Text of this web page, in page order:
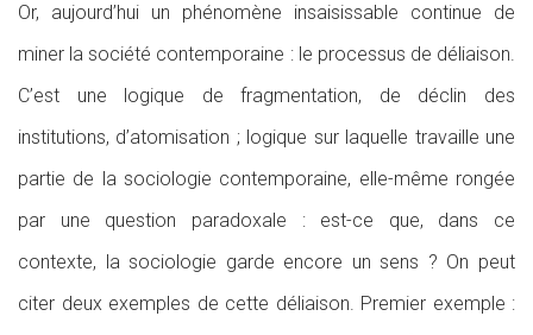
Or, aujourd’hui un phénomène insaisissable continue de
miner la société contemporaine : le processus de déliaison.
C’est une logique de fragmentation, de déclin des
institutions, d’atomisation ; logique sur laquelle travaille une
partie de la sociologie contemporaine, elle-même rongée
par une question paradoxale : est-ce que, dans ce
contexte, la sociologie garde encore un sens ? On peut
citer deux exemples de cette déliaison. Premier exemple :